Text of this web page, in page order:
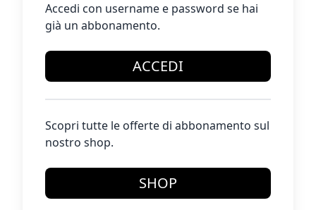
Accedi con username e password se hai
già un abbonamento.
ACCEDI
Scopri tutte le offerte di abbonamento sul
nostro shop.
SHOP